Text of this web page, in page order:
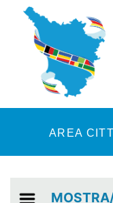
Skip to main content
AREA